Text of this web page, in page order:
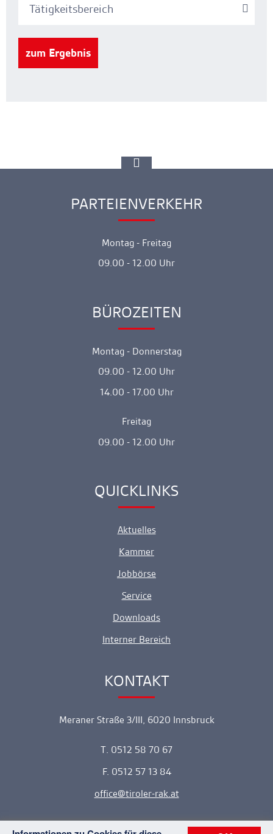
Tätigkeitsbereich
zum Ergebnis
Ankerlink
PARTEIENVERKEHR
Montag - Freitag
09.00 - 12.00 Uhr
Ankerlink
BÜROZEITEN
Montag - Donnerstag
09.00 - 12.00 Uhr
14.00 - 17.00 Uhr
Freitag
09.00 - 12.00 Uhr
Ankerlink
QUICKLINKS
Aktuelles
Kammer
Jobbörse
Service
Downloads
Interner Bereich
Ankerlink
KONTAKT
Meraner Straße 3/III, 6020 Innsbruck
T. 0512 58 70 67
F. 0512 57 13 84
office
tiroler-rak.at
zur